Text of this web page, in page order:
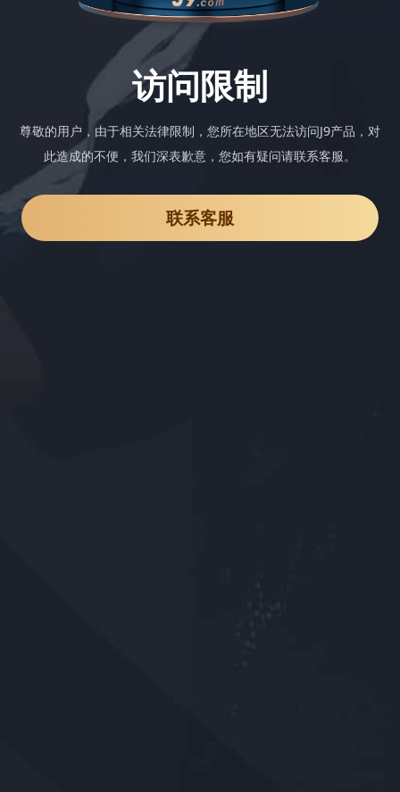
访问限制
尊敬的用户，由于相关法律限制，您所在地区无法访问J9产品，对
此造成的不便，我们深表歉意，您如有疑问请联系客服。
联系客服